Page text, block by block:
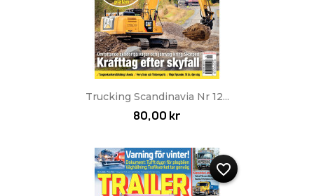
Trucking Scandinavia Nr 12...
80,00 kr
favorite_border